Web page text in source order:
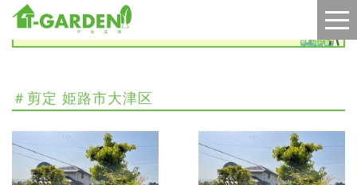
施工実績
＃剪定 姫路市大津区